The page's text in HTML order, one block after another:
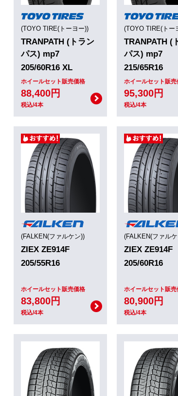
(TOYO TIRE(トーヨー))
TRANPATH (トラン
パス) mp7
205/60R16 XL
ホイールセット販売価格
88,400円
税込/4本
(TOYO TIRE(トー
TRANPATH (
パス) mp7
215/65R16
ホイールセット販売
95,300円
税込/4本
(FALKEN(ファルケン))
ZIEX ZE914F
205/55R16
ホイールセット販売価格
83,800円
税込/4本
(FALKEN(ファル
ZIEX ZE914F
205/60R16
ホイールセット販売
80,900円
税込/4本